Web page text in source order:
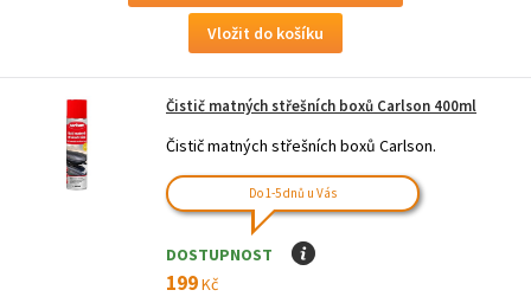
Čistič matných střešních boxů Carlson 400ml
Čistič matných střešních boxů Carlson.
Do 1-5 dnů u Vás
DOSTUPNOST I
199Kč